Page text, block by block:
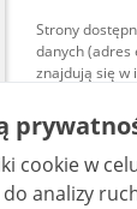
Strony
danych (adres
znajdują się w
cookie w
ruchu i